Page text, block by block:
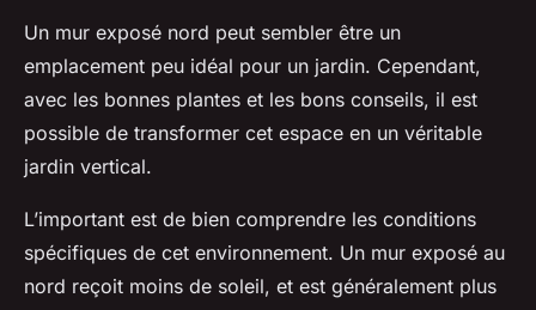
Un mur exposé nord peut sembler être un
emplacement peu idéal pour un jardin. Cependant,
avec les bonnes plantes et les bons conseils, il est
possible de transformer cet espace en un véritable
jardin vertical.
L’important est de bien comprendre les conditions
spécifiques de cet environnement. Un mur exposé au
nord reçoit moins de soleil, et est généralement plus